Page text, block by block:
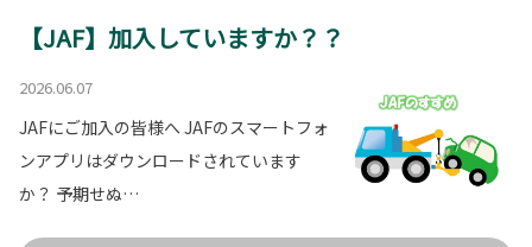
【JAF】加入していますか？？
2026.06.07
JAFにご加入の皆様へ JAFのスマートフォ
ンアプリはダウンロードされています
か？ 予期せぬ…